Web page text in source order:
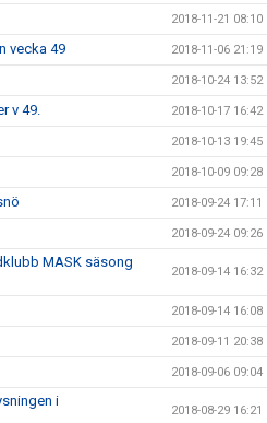
2018-11-21 08:10
vecka 49 2018-11-06 21:19
2018-10-24 13:52
v 49. 2018-10-17 16:42
2018-10-13 19:45
2018-10-09 09:28
2018-09-24 17:11
2018-09-24 09:26
MASK säsong
2018-09-14 16:32
2018-09-14 16:08
2018-09-11 20:38
2018-09-06 09:04
i
2018-08-29 16:21